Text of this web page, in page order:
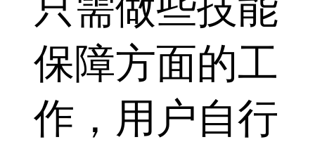
保障方面的工
作，用户自行